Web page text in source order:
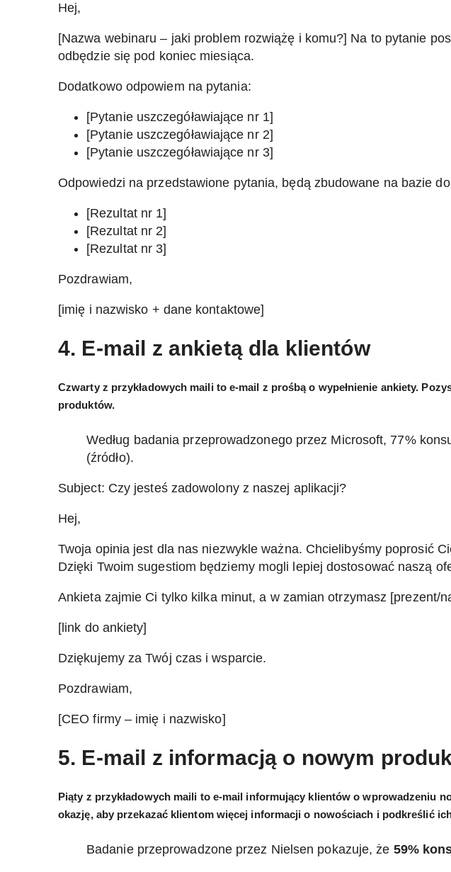
Hej,
[Nazwa webinaru – jaki problem rozwiążę i komu?] Na to pytanie
odbędzie się pod koniec miesiąca.
Dodatkowo odpowiem na pytania:
[Pytanie uszczegóławiające nr 1]
[Pytanie uszczegóławiające nr 2]
[Pytanie uszczegóławiające nr 3]
Odpowiedzi na przedstawione pytania, będą zbudowane na bazie
[Rezultat nr 1]
[Rezultat nr 2]
[Rezultat nr 3]
Pozdrawiam,
[imię i nazwisko + dane kontaktowe]
4. E-mail z ankietą dla klientów
Czwarty z przykładowych maili to e-mail z prośbą o wypełnienie ankiety.
produktów.
Według badania przeprowadzonego przez Microsoft, 77%
(źródło).
Subject: Czy jesteś zadowolony z naszej aplikacji?
Hej,
Twoja opinia jest dla nas niezwykle ważna. Chcielibyśmy poprosić
Dzięki Twoim sugestiom będziemy mogli lepiej dostosować naszą
Ankieta zajmie Ci tylko kilka minut, a w zamian otrzymasz [prezent/
[link do ankiety]
Dziękujemy za Twój czas i wsparcie.
Pozdrawiam,
[CEO firmy – imię i nazwisko]
5. E-mail z informacją o nowym
Piąty z przykładowych maili to e-mail informujący klientów o wprowadzeniu
okazję, aby przekazać klientom więcej informacji o nowościach i podkreślić
Badanie przeprowadzone przez Nielsen pokazuje, że 59%